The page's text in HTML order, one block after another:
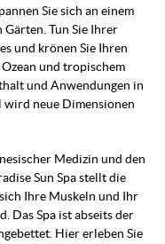
Sie sich an einem
Tun Sie Ihrer
und krönen Sie Ihren
und tropischem
und Anwendungen in
wird neue Dimensionen
Medizin und den
Sun Spa stellt die
Ihre Muskeln und Ihr
Das Spa ist abseits der
Hier erleben Sie